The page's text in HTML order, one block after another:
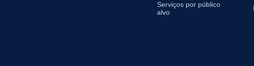
Serviços por público
alvo